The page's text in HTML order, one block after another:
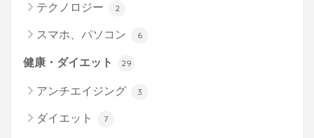
テクノロジー 2
スマホ、パソコン 6
健康・ダイエット 29
アンチエイジング 3
ダイエット 7